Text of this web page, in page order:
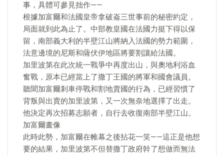
事，具體可參見拙作——
根據加富爾和法國皇帝拿破崙三世事前的秘密約定，
局面就到此為止了。中部教皇國在法國力挺下得以保
留，南部義大利的半壁江山將納入法國的勢力範圍，
法意邊境的尼斯和薩伏伊地區將要割讓給法國。
加里波第在此次統一戰爭中再度出山，與奧地利浴血
奮戰，原本已經當上了撒丁王國的將軍和國會議員。
聽聞加富爾剎車停戰和割地賣國的行為，已經習慣了
背叛與出賣的加里波第，又一次無奈地選擇了出走。
他決定再次招募志願者，自行去收復南部半壁江山。
加富爾畫像
此時此勢，加富爾在帷幕之後拈花一笑——這正是他想
要的結果，加里波第不但替撒丁政府幹了想做而無法